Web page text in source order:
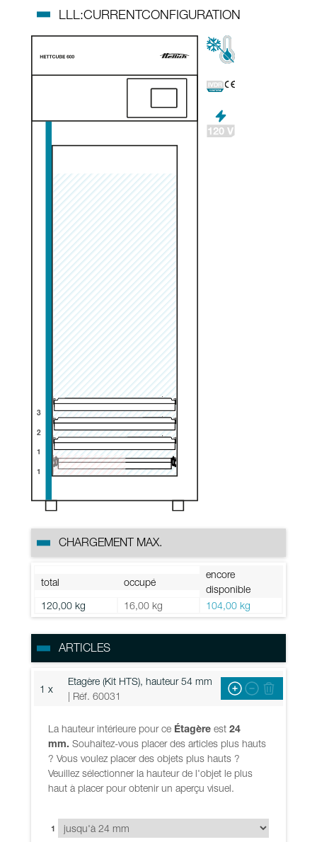
LLL:CURRENTCONFIGURATION
1
1
2
3
CHARGEMENT MAX.
total occupé
encore
disponible
120,00 kg
16,00 kg 104,00 kg
ARTICLES
1 x
Etagère (Kit HTS), hauteur 54 mm
| Réf. 60031
La hauteur intérieure pour ce Étagère est 24
mm. Souhaitez-vous placer des articles plus hauts
? Vous voulez placer des objets plus hauts ?
Veuillez sélectionner la hauteur de l'objet le plus
haut à placer pour obtenir un aperçu visuel.
1